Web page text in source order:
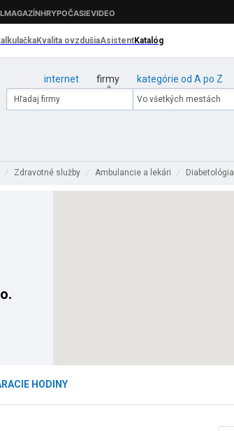
internet firmy kategórie od A po Z
/ Zdravotné služby / Ambulancie a lekári / Diabetológia
HODINY